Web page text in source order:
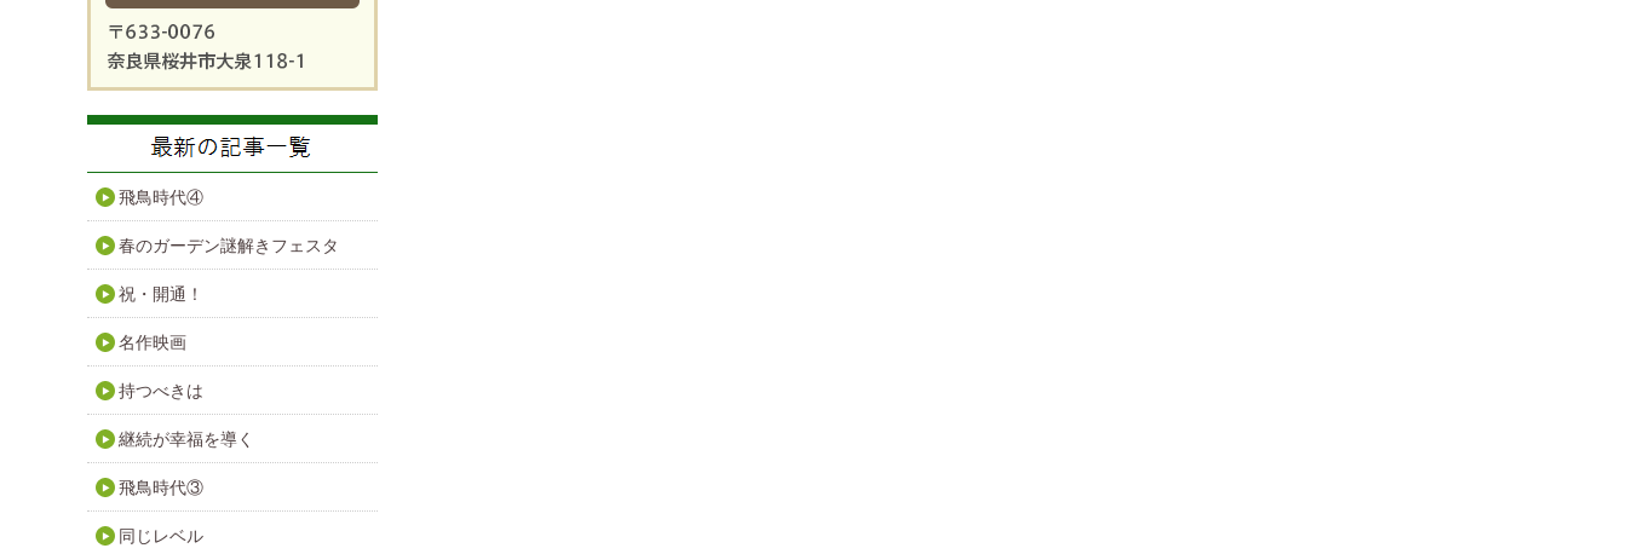
飛鳥時代④
春のガーデン謎解きフェスタ
祝・開通！
名作映画
持つべきは
継続が幸福を導く
飛鳥時代③
同じレベル